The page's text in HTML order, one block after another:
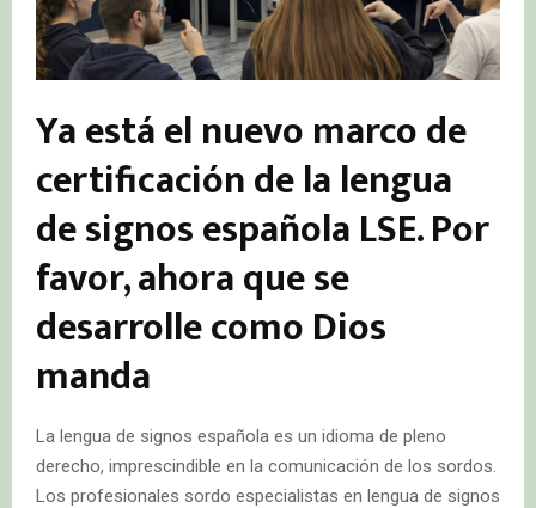
Ya está el nuevo marco de
certificación de la lengua
de signos española LSE. Por
favor, ahora que se
desarrolle como Dios
manda
La lengua de signos española es un idioma de pleno
derecho, imprescindible en la comunicación de los sordos.
Los profesionales sordo especialistas en lengua de signos